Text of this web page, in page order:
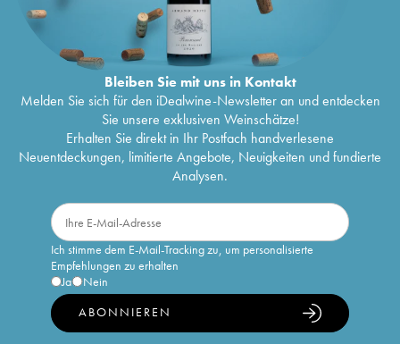
Bleiben Sie mit uns in Kontakt
Melden Sie sich für den iDealwine-Newsletter an und entdecken
Sie unsere exklusiven Weinschätze!
Erhalten Sie direkt in Ihr Postfach handverlesene
Neuentdeckungen, limitierte Angebote, Neuigkeiten und fundierte
Analysen.
Ich stimme dem E-Mail-Tracking zu, um personalisierte
Empfehlungen zu erhalten
Ja
Nein
ABONNIEREN